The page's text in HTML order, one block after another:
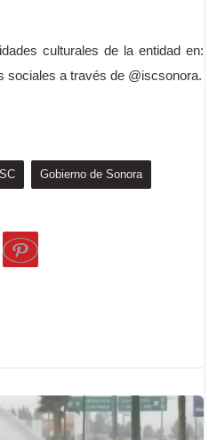
culturales de la entidad en:
sociales a través de @iscsonora.
ISC Gobierno de Sonora